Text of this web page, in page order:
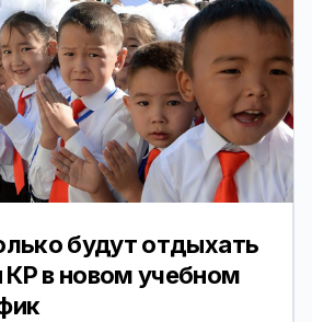
будут отдыхать
в новом учебном